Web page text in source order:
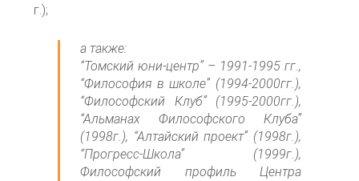
г.);
а также:
“Томский юни-центр” – 1991-1995 гг.,
“Философия в школе” (1994-2000гг.),
“Философский Клуб” (1995-2000гг.),
“Альманах Философского Клуба”
(1998г.), “Алтайский проект” (1998г.),
“Прогресс-Школа” (1999г.),
Философский профиль Центра